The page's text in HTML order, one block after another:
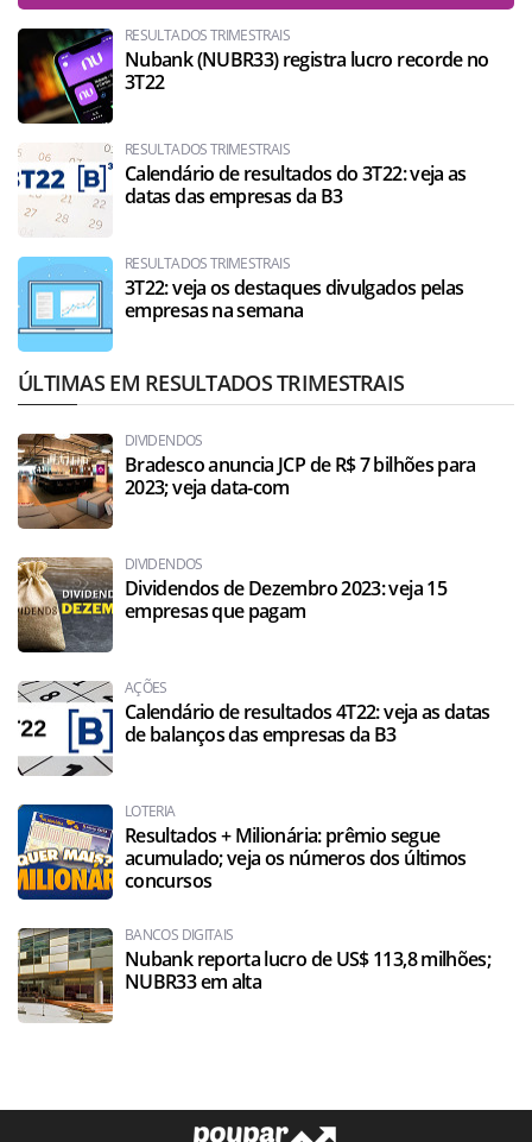
RESULTADOS TRIMESTRAIS
Nubank (NUBR33) registra lucro recorde no
3T22
RESULTADOS TRIMESTRAIS
Calendário de resultados do 3T22: veja as
datas das empresas da B3
RESULTADOS TRIMESTRAIS
3T22: veja os destaques divulgados pelas
empresas na semana
ÚLTIMAS EM RESULTADOS TRIMESTRAIS
DIVIDENDOS
Bradesco anuncia JCP de R$ 7 bilhões para
2023; veja data-com
DIVIDENDOS
Dividendos de Dezembro 2023: veja 15
empresas que pagam
AÇÕES
Calendário de resultados 4T22: veja as datas
de balanços das empresas da B3
LOTERIA
Resultados + Milionária: prêmio segue
acumulado; veja os números dos últimos
concursos
BANCOS DIGITAIS
Nubank reporta lucro de US$ 113,8 milhões;
NUBR33 em alta